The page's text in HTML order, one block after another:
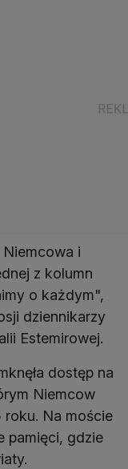
i
z kolumn
o każdym",
dziennikarzy
Estemirowej.
dostęp na
Niemcow
roku. Na moście
pamięci, gdzie